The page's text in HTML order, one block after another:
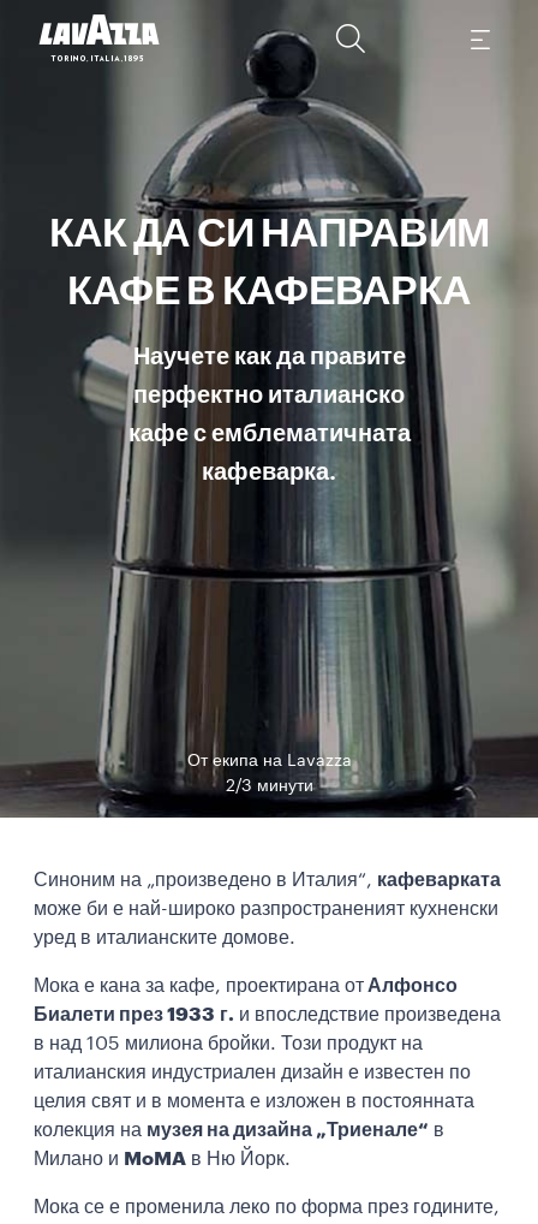
КАК ДА СИ НАПРАВИМ
КАФЕ В КАФЕВАРКА
Научете как да правите
перфектно италианско
кафе с емблематичната
кафеварка.
От екипа на Lavazza
2/3 минути
Синоним на „произведено в Италия“, кафеварката
може би е най-широко разпространеният кухненски
уред в италианските домове.
Мока е кана за кафе, проектирана от Алфонсо
Биалети през 1933 г. и впоследствие произведена
в над 105 милиона бройки. Този продукт на
италианския индустриален дизайн е известен по
целия свят и в момента е изложен в постоянната
колекция на музея на дизайна „Триенале“ в
Милано и MoMA в Ню Йорк.
Мока се е променила леко по форма през годините,